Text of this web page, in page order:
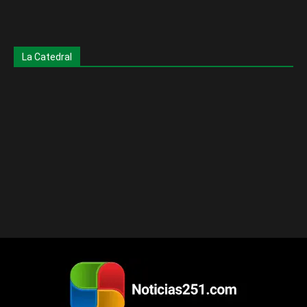
La Catedral